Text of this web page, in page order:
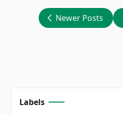
Newer Posts
Labels